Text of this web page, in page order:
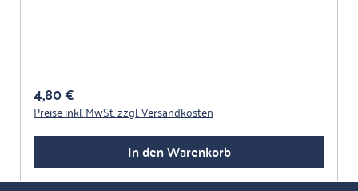
Regulärer Preis:
4,80 €
Preise inkl. MwSt. zzgl. Versandkosten
In den Warenkorb